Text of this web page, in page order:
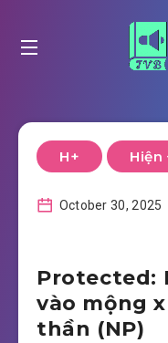
H+ Hiện
October 30, 2025
Protected:
vào mộng
thần (NP)